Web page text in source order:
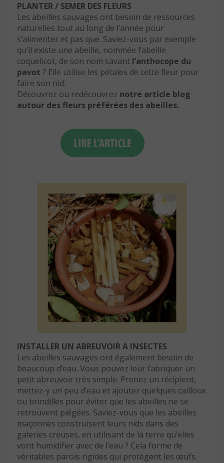
PLANTER / SEMER DES FLEURS
Les abeilles sauvages ont besoin de ressources
naturelles tout au long de l’année pour
s’alimenter et pas que. Saviez-vous par exemple
qu’il existe une abeille, nommée l’abeille
coquelicot, de son nom savant l’anthocope du
pavot ? Elle utilise les pétales de cette fleur pour
faire son nid.
Découvrez ou redécouvrez notre article blog
autour des fleurs préférées des abeilles.
INSTALLER UN ABREUVOIR A INSECTES
Les abeilles sauvages ont également besoin de
beaucoup d’eau. Vous pouvez leur fabriquer un
petit abreuvoir très simple. Prenez un récipient,
mettez-y un peu d’eau et ajoutez quelques cailloux
ou brindilles pour éviter que les abeilles ne se
retrouvent piégées. Saviez-vous que les abeilles
maçonnes construisent leurs nids dans des
galeries creuses, en utilisant de la terre qu’elles
vont humidifier avec de l’eau ? Cela forme de
véritables parois rigides qui protègent les œufs.